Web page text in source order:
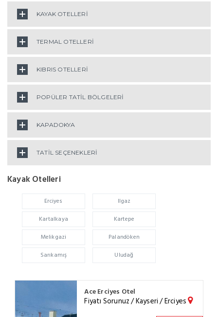
KAYAK OTELLERİ
TERMAL OTELLERİ
KIBRIS OTELLERİ
POPÜLER TATİL BÖLGELERİ
KAPADOKYA
TATİL SEÇENEKLERİ
Kayak Otelleri
Erciyes
Ilgaz
Kartalkaya
Kartepe
Melikgazi
Palandöken
Sarıkamış
Uludağ
Ace Erciyes Otel
Fiyatı Sorunuz / Kayseri / Erciyes